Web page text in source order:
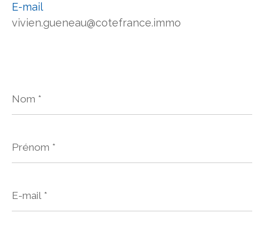
E-mail
vivien.gueneau@cotefrance.immo
*
*
mail